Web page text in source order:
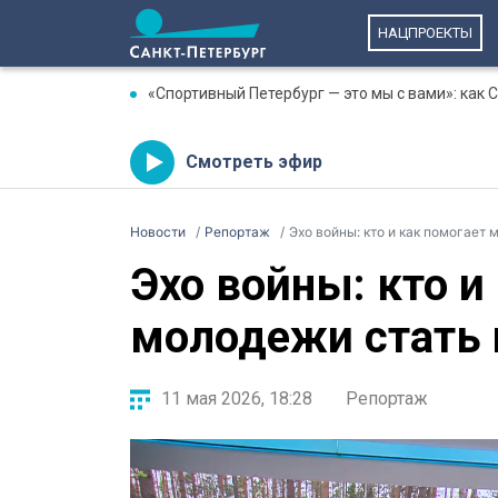
НАЦПРОЕКТЫ
«Спортивный Петербург — это мы с вами»:
Смотреть эфир
Новости Репортаж Эхо войны: кто и как помогает
Эхо войны: кто и
молодежи стать
11 мая 2026, 18:28 Репортаж